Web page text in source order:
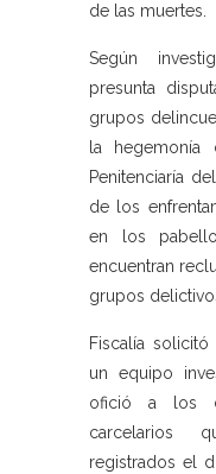
de las muertes.
Según
presunta
grupos
la
Penitenciaría
de los
en los
encuentran
grupos
Fiscalía
un equipo
ofició a los
carcelarios
registrados el